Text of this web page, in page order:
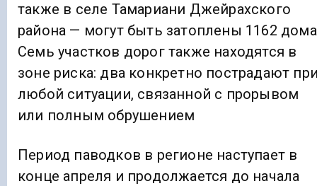
также в селе Тамариани Джейрахского
района — могут быть затоплены 1162
Семь участков дорог также находятся в
зоне риска: два конкретно пострадают
любой ситуации, связанной с прорывом
или полным обрушением
Период паводков в регионе наступает в
конце апреля и продолжается до начала